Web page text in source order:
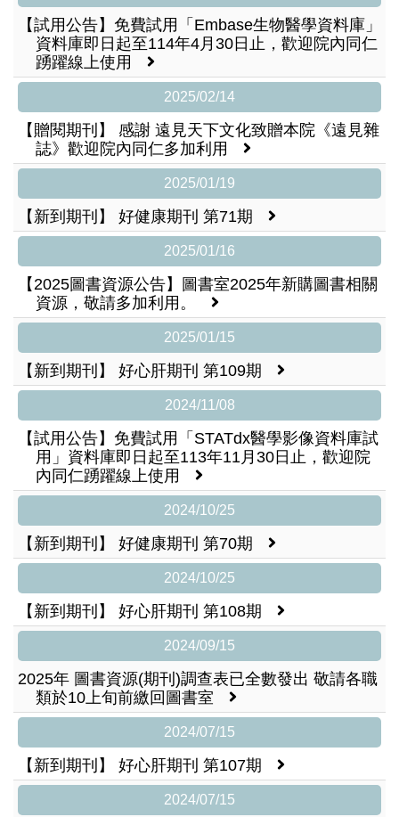
【試用公告】免費試用「Embase生物醫學資料庫」
資料庫即日起至114年4月30日止，歡迎院內同仁
踴躍線上使用
2025/02/14
【贈閱期刊】 感謝 遠見天下文化致贈本院《遠見雜
誌》歡迎院內同仁多加利用
2025/01/19
【新到期刊】 好健康期刊 第71期
2025/01/16
【2025圖書資源公告】圖書室2025年新購圖書相關
資源，敬請多加利用。
2025/01/15
【新到期刊】 好心肝期刊 第109期
2024/11/08
【試用公告】免費試用「STATdx醫學影像資料庫試
用」資料庫即日起至113年11月30日止，歡迎院
內同仁踴躍線上使用
2024/10/25
【新到期刊】 好健康期刊 第70期
2024/10/25
【新到期刊】 好心肝期刊 第108期
2024/09/15
2025年 圖書資源(期刊)調查表已全數發出 敬請各職
類於10上旬前繳回圖書室
2024/07/15
【新到期刊】 好心肝期刊 第107期
2024/07/15